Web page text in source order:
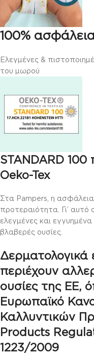
100%
Ελεγμένες &
του μωρού
STANDARD
Oeko-Tex
Στα Pampers, η
προτεραιότητα. Γι’ αυτό
ελεγμένες και
βλαβερές ουσίες.
Δερματολογικά
περιέχουν
ουσίες της ΕΕ,
Ευρωπαϊκό
Καλλυντικών
Products
1223/2009